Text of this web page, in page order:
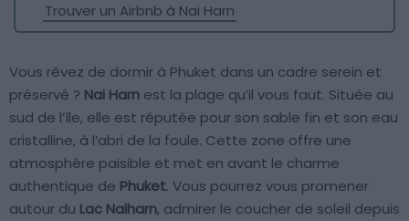
Trouver un Airbnb à Nai Harn
Vous rêvez de dormir à Phuket dans un cadre serein et
préservé ? Nai Harn est la plage qu’il vous faut. Située au
sud de l’île, elle est réputée pour son sable fin et son eau
cristalline, à l’abri de la foule. Cette zone offre une
atmosphère paisible et met en avant le charme
authentique de Phuket. Vous pourrez vous promener
autour du Lac Naiharn, admirer le coucher de soleil depuis